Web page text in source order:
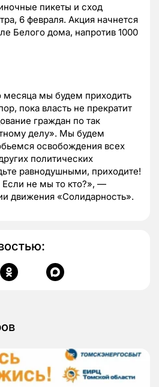
пикеты и сход
6 февраля. Акция начнется
Белого дома, напротив 1000
месяца мы будем приходить
пока власть не прекратит
граждан по так
делу». Мы будем
освобождения всех
политических
равнодушными, приходите!
не мы то кто?», —
движения «Солидарность».